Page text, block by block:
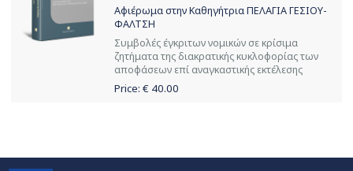
Αφιέρωμα στην Καθηγήτρια ΠΕΛΑΓΙΑ ΓΕΣΙΟΥ-
ΦΑΛΤΣΗ
Συμβολές έγκριτων νομικών σε κρίσιμα
ζητήματα της διακρατικής κυκλοφορίας των
αποφάσεων επί αναγκαστικής εκτέλεσης
Price: € 40.00